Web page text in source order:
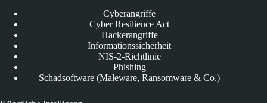
Cyberangriffe
Cyber Resilience Act
Hackerangriffe
Informationssicherheit
NIS-2-Richtlinie
Phishing
Schadsoftware (Maleware, Ransomware & Co.)